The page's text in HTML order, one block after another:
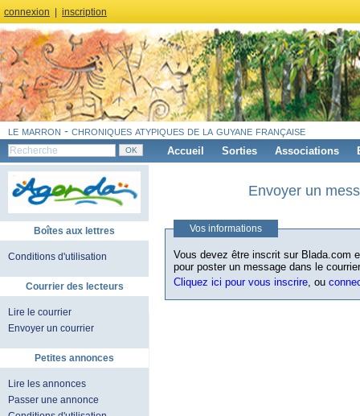
connexion inscription
le marron - chroniques atypiques de la guyane française
Accueil Sorties Associations
Boîtes aux lettres
Conditions d'utilisation
Courrier des lecteurs
Lire le courrier
Envoyer un courrier
Petites annonces
Lire les annonces
Passer une annonce
Envoyer un
Vos informations
Vous devez être inscrit sur Blada.com
pour poster un message dans le
Cliquez ici pour vous inscrire, ou